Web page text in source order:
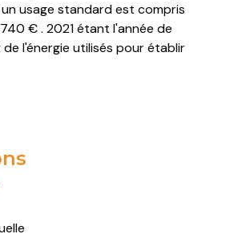
usage standard est compris
€ . 2021 étant l'année de
l'énergie utilisés pour établir